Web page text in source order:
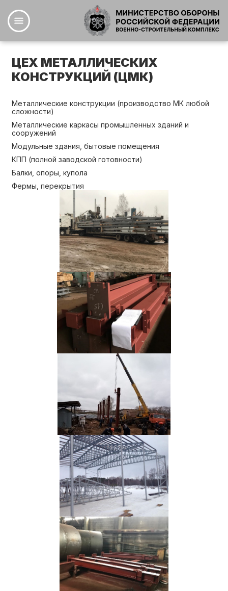
Навигация
Основная
навигация
основному
содержанию
ЦЕХ МЕТАЛЛИЧЕСКИХ
КОНСТРУКЦИЙ (ЦМК)
Металлические конструкции (производство МК любой
сложности)
Металлические каркасы промышленных зданий и
сооружений
Модульные здания, бытовые помещения
КПП (полной заводской готовности)
Балки, опоры, купола
Фермы, перекрытия